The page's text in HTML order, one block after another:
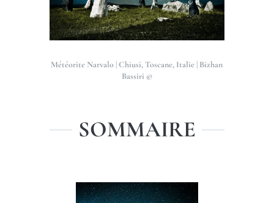
Météorite Narvalo | Chiusi, Toscane, Italie | Bizhan
Bassiri ©
SOMMAIRE